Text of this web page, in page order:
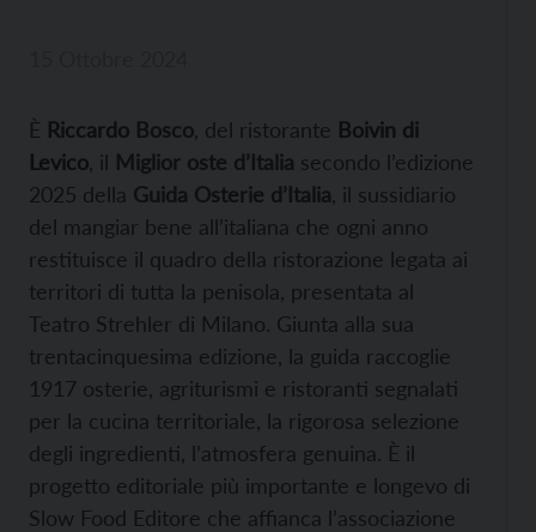
È Riccardo Bosco , del ristorante Boivin di
Levico , il Miglior oste d’Italia secondo l’edizione
2025 della Guida Osterie d’Italia , il sussidiario
del mangiar bene all’italiana che ogni anno
restituisce il quadro della ristorazione legata ai
territori di tutta la penisola, presentata al
Teatro Strehler di Milano. Giunta alla sua
trentacinquesima edizione, la guida raccoglie
1917 osterie, agriturismi e ristoranti segnalati
per la cucina territoriale, la rigorosa selezione
degli ingredienti, l’atmosfera genuina. È il
progetto editoriale più importante e longevo di
Slow Food Editore che affianca l’associazione